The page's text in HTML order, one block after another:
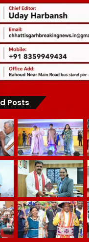
Posts